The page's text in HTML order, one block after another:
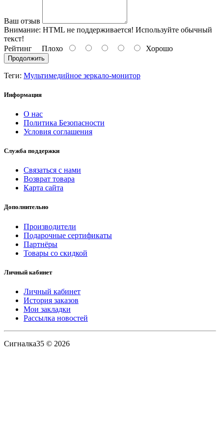
Ваш отзыв
Внимание: HTML не поддерживается! Используйте обычный
текст!
Рейтинг Плохо Хорошо
Продолжить
Теги: Мультимедийное зеркало-монитор
Информация
О нас
Политика Безопасности
Условия соглашения
Служба поддержки
Связаться с нами
Возврат товара
Карта сайта
Дополнительно
Производители
Подарочные сертификаты
Партнёры
Товары со скидкой
Личный кабинет
Личный кабинет
История заказов
Мои закладки
Рассылка новостей
Сигналка35 © 2026